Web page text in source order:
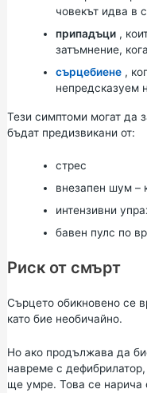
човекът идва в
припадъци,
затъмнение,
сърцебиене,
непредсказуем
Тези симптоми могат да
бъдат предизвикани от:
стрес
внезапен шум –
интензивни
бавен пулс по
Риск от смърт
Сърцето обикновено се
като бие необичайно.
Но ако продължава да
навреме с
ще умре. Това се нарича